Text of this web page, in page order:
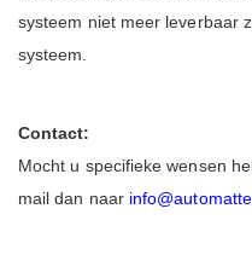
systeem niet meer leverbaar
systeem.
Contact:
Mocht u specifieke wensen
mail dan naar